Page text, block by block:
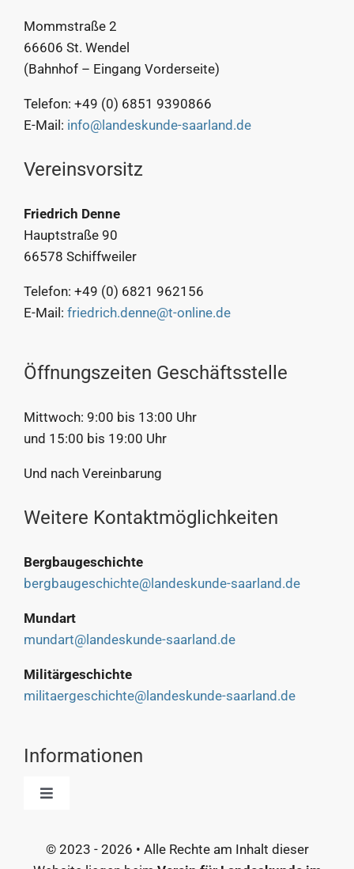
Mommstraße 2
66606 St. Wendel
(Bahnhof – Eingang Vorderseite)
Telefon: +49 (0) 6851 9390866
E-Mail: info@landeskunde-saarland.de
Vereinsvorsitz
Friedrich Denne
Hauptstraße 90
66578 Schiffweiler
Telefon: +49 (0) 6821 962156
E-Mail: friedrich.denne@t-online.de
Öffnungszeiten Geschäftsstelle
Mittwoch: 9:00 bis 13:00 Uhr
und 15:00 bis 19:00 Uhr
Und nach Vereinbarung
Weitere Kontaktmöglichkeiten
Bergbaugeschichte
bergbaugeschichte@landeskunde-saarland.de
Mundart
mundart@landeskunde-saarland.de
Militärgeschichte
militaergeschichte@landeskunde-saarland.de
Informationen
Toggle
© 2023 - 2026 • Alle Rechte am Inhalt dieser